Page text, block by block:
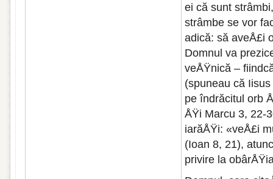
ei că sunt
strâmbe se vor
adică: să aveÅ£i
Domnul va
veÅŸnică –
(spuneau că
pe îndrăcitul orb
ÅŸi Marcu 3, 22-
iarăÅŸi: «veÅ£i
(Ioan 8, 21),
privire la